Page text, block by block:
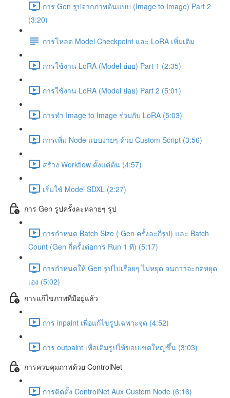
การ Gen รูปจากภาพต้นแบบ (Image to Image) Part 2
(3:20)
การโหลด Model Checkpoint และ LoRA เพิ่มเติม
การใช้งาน LoRA (Model ย่อย) Part 1 (2:35)
การใช้งาน LoRA (Model ย่อย) Part 2 (5:01)
การทำ Image to Image ร่วมกับ LoRA (5:03)
การเพิ่ม Node แบบง่ายๆ ด้วย Custom Script (3:56)
สร้าง Workflow ตั้งแต่ต้น (4:57)
เริ่มใช้ Model SDXL (2:27)
การ Gen รูปครั้งละหลายๆ รูป
การกำหนด Batch Size ( Gen ครั้งละกี่รูป) และ Batch
Count (Gen กี่ครั้งต่อการ Run 1 ที) (5:17)
การกำหนดให้ Gen รูปไปเรื่อยๆ ไม่หยุด จนกว่าจะกดหยุด
เอง (5:02)
การแก้ไขภาพที่มีอยู่แล้ว
การ inpaint เพื่อแก้ไขรูปเฉพาะจุด (4:52)
การ outpaint เพื่อเติมรูปให้ขอบเขตใหญ่ขึ้น (3:03)
การควบคุมภาพด้วย ControlNet
การติดตั้ง ControlNet Aux Custom Node (6:16)